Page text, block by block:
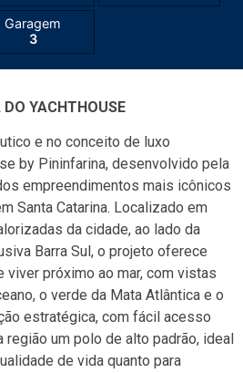
Garagem
3
YACHTHOUSE
e no conceito de luxo
by Pininfarina, desenvolvido pela
empreendimentos mais icônicos
Santa Catarina. Localizado em
da cidade, ao lado da
Barra Sul , o projeto oferece
viver próximo ao mar, com vistas
o verde da Mata Atlântica e o
estratégica, com fácil acesso
região um polo de alto padrão, ideal
de vida quanto para